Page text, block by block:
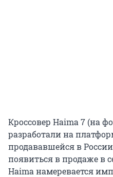
Кроссовер Haima 7 (на
разработали на
продававшейся в
появиться в продаже в
Haima намеревается